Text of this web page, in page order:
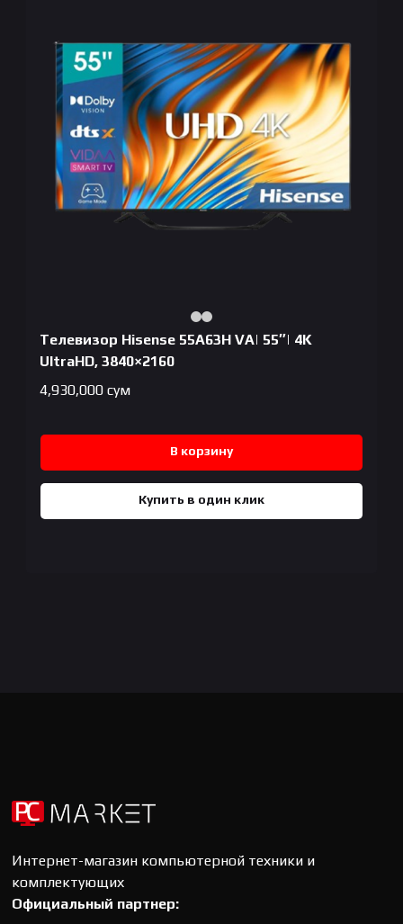
Телевизор Hisense 55A63H VA| 55″| 4K
UltraHD, 3840×2160
4,930,000 сум
В корзину
Купить в один клик
Интернет-магазин компьютерной техники и
комплектующих
Официальный партнер: